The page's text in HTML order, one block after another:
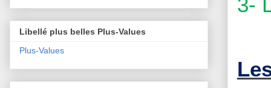
Libellé plus belles Plus-Values
Plus-Values